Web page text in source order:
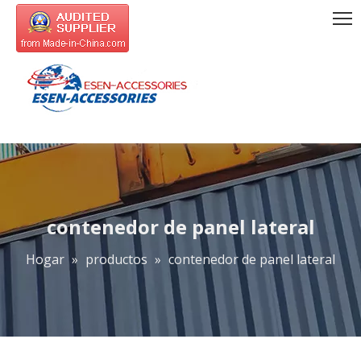
contenedor de panel lateral
Hogar » productos » contenedor de panel lateral